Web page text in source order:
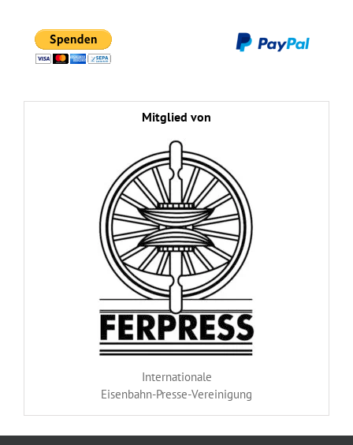
Mitglied von
Internationale
Eisenbahn-Presse-Vereinigung